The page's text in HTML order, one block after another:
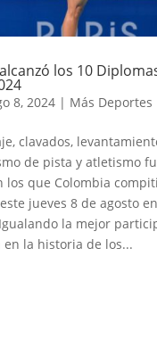
los 10
8, 2024| Más Deportes
clavados,
de pista y atletismo
los que Colombia
jueves 8 de agosto
la mejor
la historia de los...